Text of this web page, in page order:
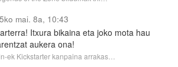
mai. 8a, 10:43
Itxura bikaina eta joko mota hau
aukera ona!
ek Kickstarter kanpaina arrakas…